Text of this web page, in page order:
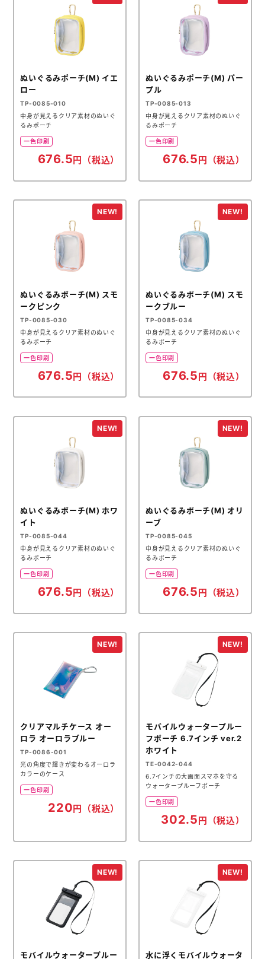
ぬいぐるみポーチ(M) イエ
ロー
TP-0085-010
中身が見えるクリア素材のぬいぐ
るみポーチ
一色印刷
676.5 円（税込）
ぬいぐるみポーチ(M) パー
プル
TP-0085-013
中身が見えるクリア素材のぬいぐ
るみポーチ
一色印刷
676.5 円（税込）
ぬいぐるみポーチ(M) スモ
ークピンク
TP-0085-030
中身が見えるクリア素材のぬいぐ
るみポーチ
一色印刷
676.5円（税込）
ぬいぐるみポーチ(M) スモ
ークブルー
TP-0085-034
中身が見えるクリア素材のぬいぐ
るみポーチ
一色印刷
676.5円（税込）
ぬいぐるみポーチ(M) ホワ
イト
TP-0085-044
中身が見えるクリア素材のぬいぐ
るみポーチ
一色印刷
676.5円（税込）
ぬいぐるみポーチ(M) オリ
ーブ
TP-0085-045
中身が見えるクリア素材のぬいぐ
るみポーチ
一色印刷
676.5円（税込）
クリアマルチケース オー
ロラ オーロラブルー
TP-0086-001
光の角度で輝きが変わるオーロラ
カラーのケース
一色印刷
220 円（税込）
モバイルウォータープルー
フポーチ 6.7インチ ver.2
ホワイト
TE-0042-044
6.7インチの大画面スマホを守る
ウォータープルーフポーチ
一色印刷
302.5 円（税込）
モバイルウォータープルー 水に浮くモバイルウォータ